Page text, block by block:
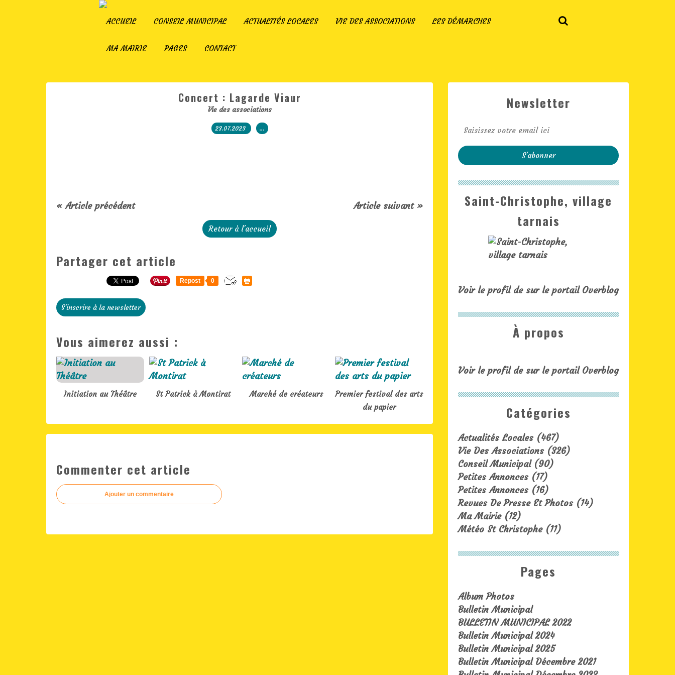
ACCUEIL CONSEIL MUNICIPAL ACTUALITÉS LOCALES VIE DES ASSOCIATIONS LES DÉMARCHES
MA MAIRIE PAGES CONTACT
Concert : Lagarde Viaur
Vie des associations
23.07.2023 …
« Article précédent Article suivant »
Retour à l'accueil
Partager cet article
Repost 0
S'inscrire à la newsletter
Vous aimerez aussi :
Initiation au Théâtre St Patrick à Montirat Marché de créateurs
Premier festival des arts
du papier
Commenter cet article
Ajouter un commentaire
Newsletter
Catégories
Actualités Locales(467)
Vie Des Associations(326)
Conseil Municipal(90)
Petites Annonces(17)
Petites Annonces(16)
Revues De Presse Et Photos(14)
Ma Mairie(12)
Météo St Christophe(11)
Pages
Album Photos
Bulletin Municipal
BULLETIN MUNICIPAL 2022
Bulletin Municipal 2024
Bulletin Municipal 2025
Bulletin Municipal Décembre 2021
Saint-Christophe, village
tarnais
Voir le profil de sur le portail Overblog
À propos
Voir le profil de sur le portail Overblog